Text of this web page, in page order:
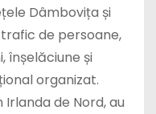
Dâmbovița și
de persoane,
înșelăciune și
organizat.
Irlanda de Nord, au